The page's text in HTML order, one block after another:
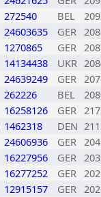
272540 BEL
24603635 GER
1270865 GER
14134438 UKR
24639249 GER
262226 BEL
16258126 GER
1462318 DEN
24606936 GER
16227956 GER
16277252 GER
12915157 GER